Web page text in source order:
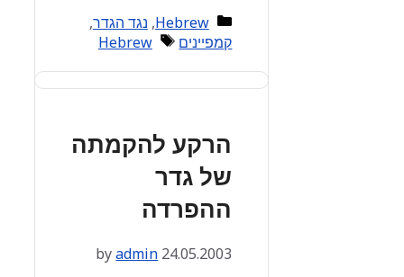
Categories
Hebrew
, נגד הגדר,
קמפיינים
Tags
Hebrew
הרקע להקמתה
של גדר
ההפרדה
24.05.2003
byadmin